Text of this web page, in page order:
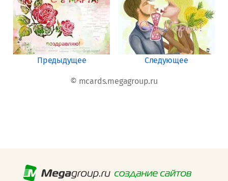
Предыдущее Следующее
© mcards.megagroup.ru